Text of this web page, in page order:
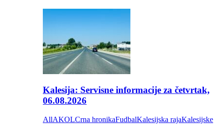
Kalesija: Servisne informacije za četvrtak,
06.08.2026
AllAKOLCrna hronikaFudbalKalesijska rajaKalesijske